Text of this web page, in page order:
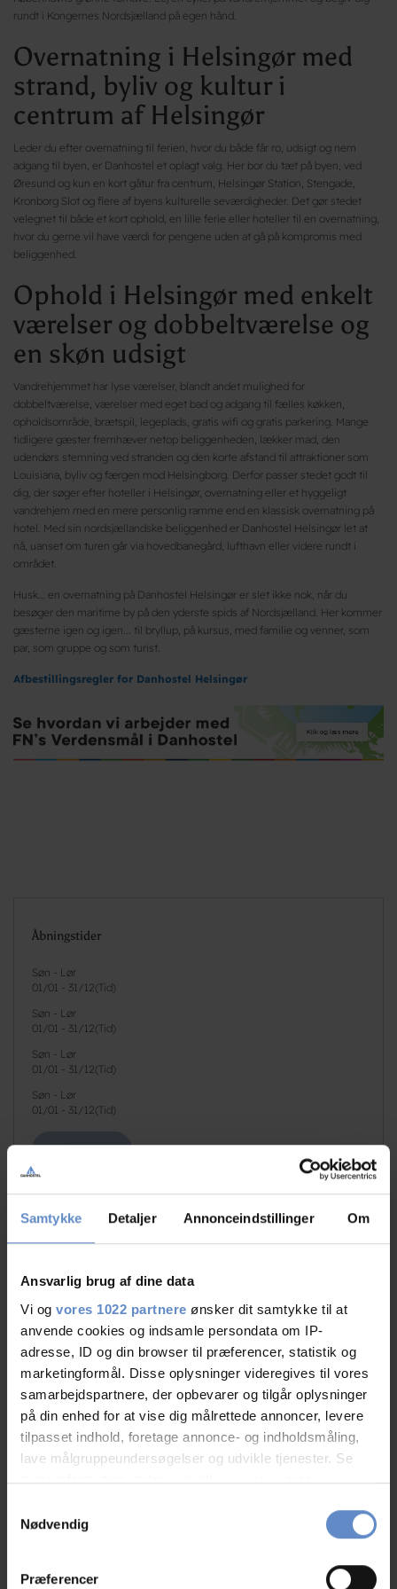
Samtykke Detaljer Annonceindstillinger Om
Ansvarlig brug af dine data
Vi og vores 1022 partnere ønsker dit samtykke til at
anvende cookies og indsamle persondata om IP-
adresse, ID og din browser til præferencer, statistik og
marketingformål. Disse oplysninger videregives til vores
samarbejdspartnere, der opbevarer og tilgår oplysninger
på din enhed for at vise dig målrettede annoncer, levere
tilpasset indhold, foretage annonce- og indholdsmåling,
lave målgruppeundersøgelser og udvikle tjenester. Se
mere information underindstillingerog i vores
tilbage eller ændre indstillinger fra vores
"Cookiedeklaration", eller ved at trykke på "Privacy
Nødvendig
Præferencer
rundt i Kongernes Nordsjælland på egen hånd.
Overnatning i Helsingør med
strand, byliv og kultur i
centrum af Helsingør
Leder du efter overnatning til ferien, hvor du både får ro, udsigt og nem
adgang til byen, er Danhostel et oplagt valg. Her bor du tæt på byen, ved
Øresund og kun en kort gåtur fra centrum, Helsingør Station, Stengade,
Kronborg Slot og flere af byens kulturelle seværdigheder. Det gør stedet
velegnet til både et kort ophold, en lille ferie eller hoteller til en overnatning,
hvor du gerne vil have værdi for pengene uden at gå på kompromis med
beliggenhed.
Ophold i Helsingør med enkelt
værelser og dobbeltværelse og
en skøn udsigt
Vandrehjemmet har lyse værelser, blandt andet mulighed for
dobbeltværelse, værelser med eget bad og adgang til fælles køkken,
opholdsområde, brætspil, legeplads, gratis wifi og gratis parkering. Mange
tidligere gæster fremhæver netop beliggenheden, lækker mad, den
udendørs stemning ved stranden og den korte afstand til attraktioner som
Louisiana, byliv og færgen mod Helsingborg. Derfor passer stedet godt til
dig, der søger efter hoteller i Helsingør, overnatning eller et hyggeligt
vandrehjem med en mere personlig ramme end en klassisk overnatning på
hotel. Med sin nordsjællandske beliggenhed er Danhostel Helsingør let at
nå, uanset om turen går via hovedbanegård, lufthavn eller videre rundt i
området.
Husk… en overnatning på Danhostel Helsingør er slet ikke nok, når du
besøger den maritime by på den yderste spids af Nordsjælland. Her kommer
gæsterne igen og igen... til bryllup, på kursus, med familie og venner, som
par, som gruppe og som turist.
Afbestillingsregler for Danhostel Helsingør
Åbningstider
Søn - Lør
01/01 - 31/12( Tid)
Søn - Lør
01/01 - 31/12( Tid)
Søn - Lør
01/01 - 31/12( Tid)
Søn - Lør
01/01 - 31/12( Tid)
Se priser
Antal værelser 43
Antal værelser med bad og/eller toilet 32
Antal værelser uden bad og/eller toilet 11